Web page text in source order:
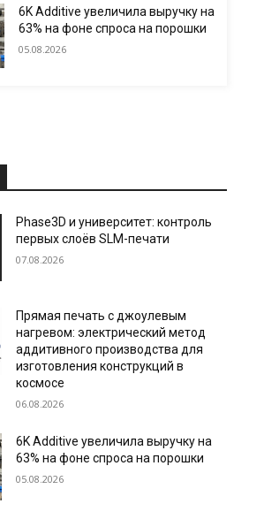
6K Additive увеличила выручку на
63% на фоне спроса на порошки
05.08.2026
Phase3D и университет: контроль
первых слоёв SLM-печати
07.08.2026
Прямая печать с джоулевым
нагревом: электрический метод
аддитивного производства для
изготовления конструкций в
космосе
06.08.2026
6K Additive увеличила выручку на
63% на фоне спроса на порошки
05.08.2026